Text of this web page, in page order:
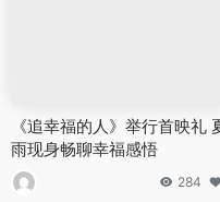
《追幸福的人》举行首映礼
雨现身畅聊幸福感悟
284